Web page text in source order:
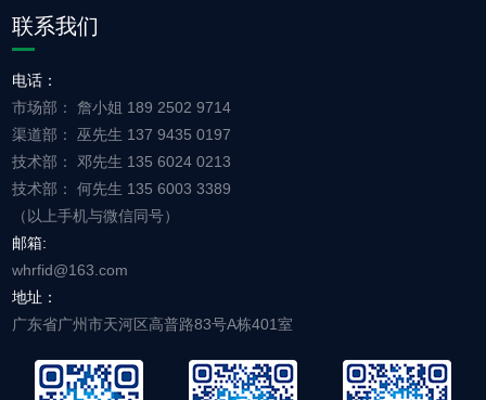
联系我们
电话：
市场部： 詹小姐 189 2502 9714
渠道部： 巫先生 137 9435 0197
技术部： 邓先生 135 6024 0213
技术部： 何先生 135 6003 3389
（以上手机与微信同号）
邮箱:
whrfid@163.com
地址：
广东省广州市天河区高普路83号A栋401室